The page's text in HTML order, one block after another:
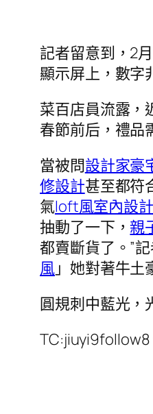
記者留意到，2
顯示屏上，數字
菜百店員流露，
春節前后，禮品
當被問設計家豪
修設計甚至都符
氣loft風室內設計
抽動了一下，親
都賣斷貨了。”
風」她對著牛土
圓規刺中藍光，